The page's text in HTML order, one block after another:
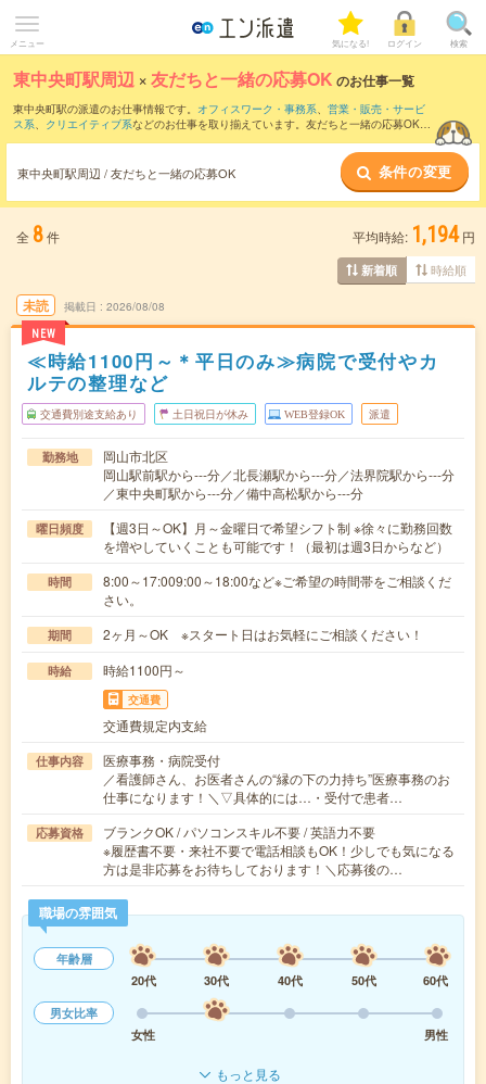
メニュー 気になる! ログイン 検索
東中央町駅周辺 ×友だちと一緒の応募OK のお仕事一覧
東中央町駅の派遣のお仕事情報です。 オフィスワーク・事務系、 営業・販売・サービ
ス系、 クリエイティブ系などのお仕事を取り揃えています。友だちと一緒の応募OKの
東中央町駅周辺 / 友だちと一緒の応募OK 条件の変更
全 8件 平均時給: 1,194 円
新着順 時給順
未読
NEW
掲載日 2026/08/08
≪時給1100円～＊平日のみ≫病院で受付やカ
ルテの整理など
交通費別途支給あり 土日祝日が休み WEB登録OK 派遣
勤務地
岡山市北区
岡山駅前駅から---分／北長瀬駅から---分／法界院駅から---分
／東中央町駅から---分／備中高松駅から---分
曜日頻度
【週3日～OK】月～金曜日で希望シフト制 ※徐々に勤務回数
を増やしていくことも可能です！（最初は週3日からなど）
時間
8:00～17:009:00～18:00など※ご希望の時間帯をご相談くだ
さい。
期間 2ヶ月～OK ※スタート日はお気軽にご相談ください！
時給 時給1100円～
交通費
交通費規定内支給
仕事内容
医療事務・病院受付
／看護師さん、お医者さんの“縁の下の力持ち”医療事務のお
仕事になります！＼▽具体的には…・受付で患者…
応募資格
ブランクOK / パソコンスキル不要 / 英語力不要
※履歴書不要・来社不要で電話相談もOK！少しでも気になる
方は是非応募をお待ちしております！＼応募後の…
職場の雰囲気
年齢層
20代
30代 40代 50代
60代
男女比率
女性
男性
もっと見る